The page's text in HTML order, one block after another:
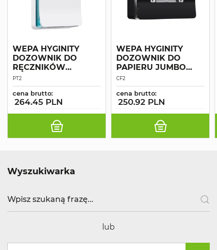
WEPA HYGINITY
DOZOWNIK DO
RĘCZNIKÓW
INTERFOLD MAŁY
BIAŁY
PT2
cena brutto:
264.45 PLN
WEPA HYGINITY
DOZOWNIK DO
PAPIERU JUMBO
CENTERFEED
CZARNY
CF2
cena brutto:
250.92 PLN
Wyszukiwarka
lub